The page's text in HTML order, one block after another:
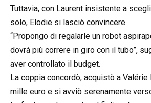
Tuttavia, con Laurent insistente a
solo, Elodie si lasciò convincere.
“Propongo di regalarle un robot
dovrà più correre in giro con il tubo”,
aver controllato il budget.
La coppia concordò, acquistò a Valérie
mille euro e si avviò serenamente